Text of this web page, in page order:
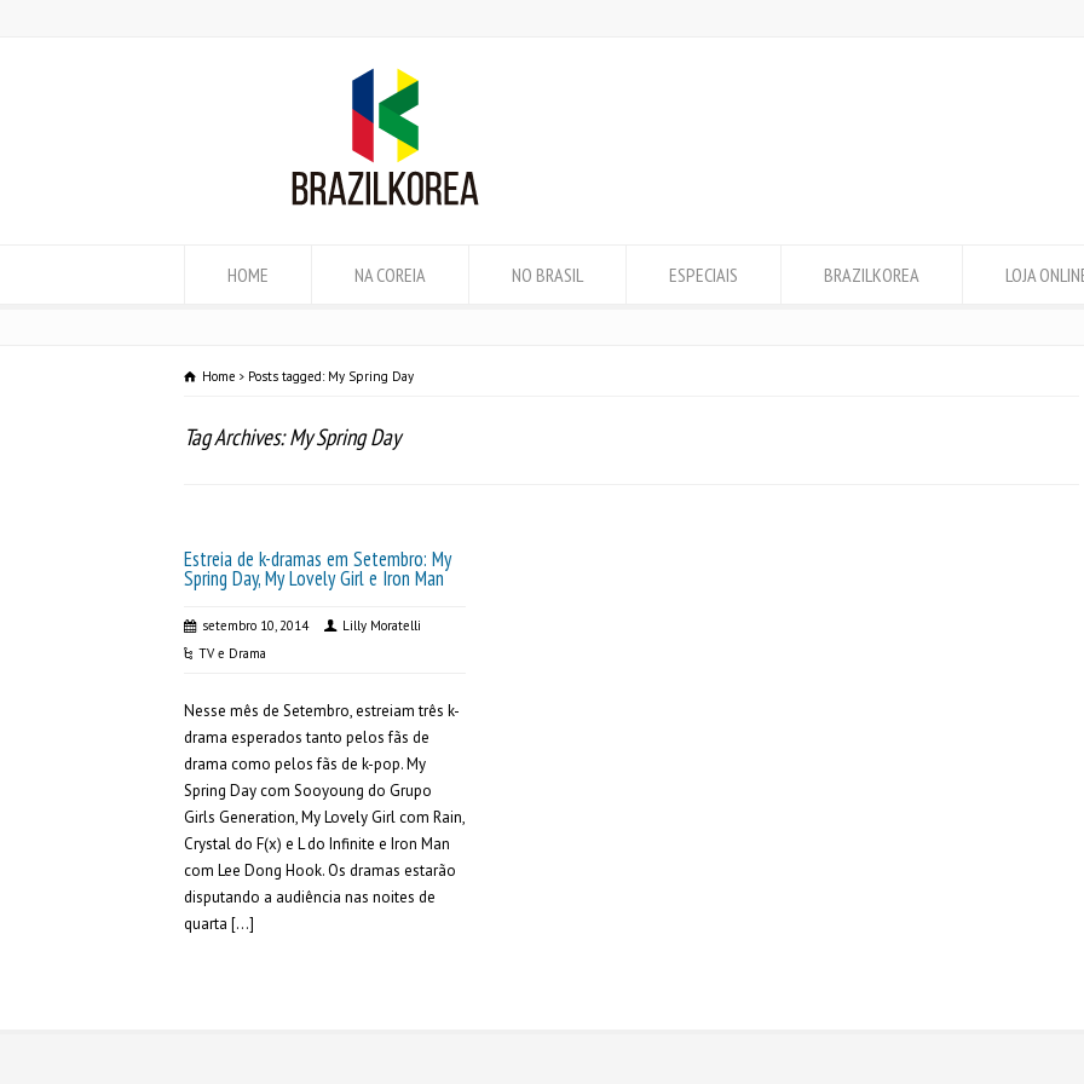
HOME NA COREIA NO BRASIL ESPECIAIS BRAZILKOREA LOJA
Home Posts tagged: My Spring Day
Tag Archives: My Spring Day
Estreia de k-dramas em Setembro: My
Spring Day, My Lovely Girl e Iron Man
setembro 10, 2014
Lilly Moratelli
TV e Drama
Nesse mês de Setembro, estreiam três k-
drama esperados tanto pelos fãs de
drama como pelos fãs de k-pop. My
Spring Day com Sooyoung do Grupo
Girls Generation, My Lovely Girl com Rain,
Crystal do F(x) e L do Infinite e Iron Man
com Lee Dong Hook. Os dramas estarão
disputando a audiência nas noites de
quarta […]